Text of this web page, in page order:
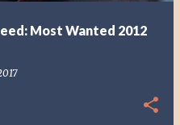
Most Wanted 2012